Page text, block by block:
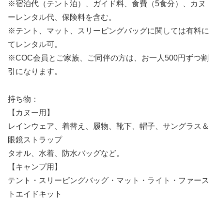
※宿泊代（テント泊）、ガイド料、食費（5食分）、カヌ
ーレンタル代、保険料を含む。
※テント、マット、スリーピングバッグに関しては有料に
てレンタル可。
※COC会員とご家族、ご同伴の方は、お一人500円ずつ割
引になります。
持ち物：
【カヌー用】
レインウェア、着替え、履物、靴下、帽子、サングラス＆
眼鏡ストラップ
タオル、水着、防水バッグなど。
【キャンプ用】
テント・スリーピングバッグ・マット・ライト・ファース
トエイドキット